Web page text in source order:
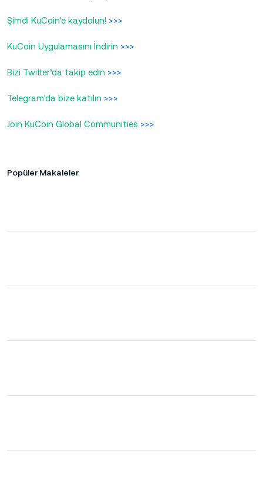
Şimdi KuCoin'e kaydolun! >>>
KuCoin Uygulamasını İndirin >>>
Bizi Twitter’da takip edin >>>
Telegram'da bize katılın >>>
Join KuCoin Global Communities >>>
Popüler Makaleler